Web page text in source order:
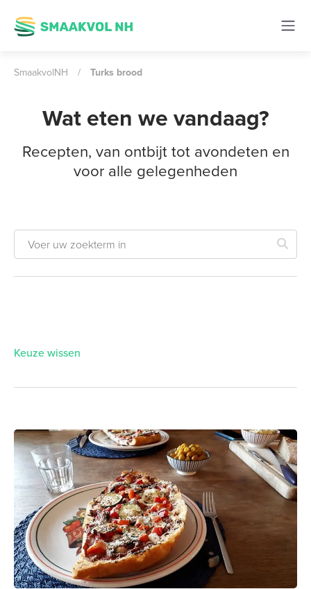
SmaakvolNH / Turks brood
Wat eten we vandaag?
Recepten, van ontbijt tot avondeten en
voor alle gelegenheden
Keuze wissen